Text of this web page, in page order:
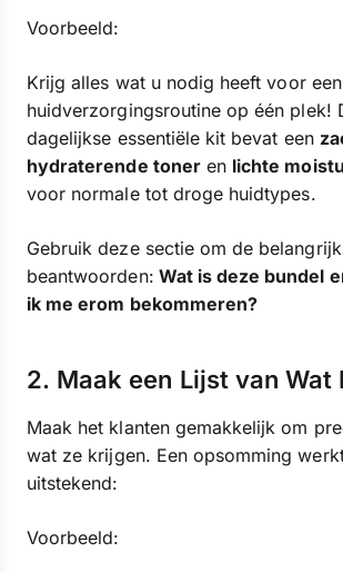
Voorbeeld:
Krijg alles wat u nodig heeft voor
huidverzorgingsroutine op één plek!
dagelijkse essentiële kit bevat een
hydraterende toneren lichte
voor normale tot droge huidtypes.
Gebruik deze sectie om de
beantwoorden: Wat is deze bundel
ik me erom bekommeren?
2. Maak een Lijst van Wat
Maak het klanten gemakkelijk om
wat ze krijgen. Een opsomming
uitstekend:
Voorbeeld: